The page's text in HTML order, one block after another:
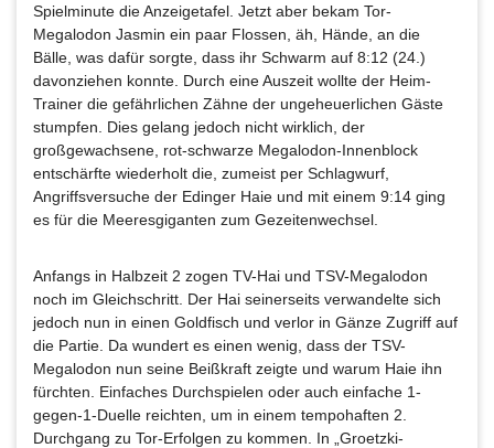
Spielminute die Anzeigetafel. Jetzt aber bekam Tor-
Megalodon Jasmin ein paar Flossen, äh, Hände, an die
Bälle, was dafür sorgte, dass ihr Schwarm auf 8:12 (24.)
davonziehen konnte. Durch eine Auszeit wollte der Heim-
Trainer die gefährlichen Zähne der ungeheuerlichen Gäste
stumpfen. Dies gelang jedoch nicht wirklich, der
großgewachsene, rot-schwarze Megalodon-Innenblock
entschärfte wiederholt die, zumeist per Schlagwurf,
Angriffsversuche der Edinger Haie und mit einem 9:14 ging
es für die Meeresgiganten zum Gezeitenwechsel.
Anfangs in Halbzeit 2 zogen TV-Hai und TSV-Megalodon
noch im Gleichschritt. Der Hai seinerseits verwandelte sich
jedoch nun in einen Goldfisch und verlor in Gänze Zugriff auf
die Partie. Da wundert es einen wenig, dass der TSV-
Megalodon nun seine Beißkraft zeigte und warum Haie ihn
fürchten. Einfaches Durchspielen oder auch einfache 1-
gegen-1-Duelle reichten, um in einem tempohaften 2.
Durchgang zu Tor-Erfolgen zu kommen. In „Groetzki-